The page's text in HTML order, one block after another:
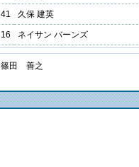
41 久保 建英
16 ネイサン バーンズ
篠田 善之